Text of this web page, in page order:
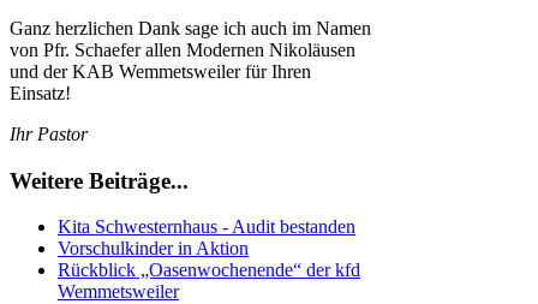
Ganz herzlichen Dank sage ich auch im Namen
von Pfr. Schaefer allen Modernen Nikoläusen
und der KAB Wemmetsweiler für Ihren
Einsatz!
Ihr Pastor
Weitere Beiträge...
Kita Schwesternhaus - Audit bestanden
Vorschulkinder in Aktion
Rückblick „Oasenwochenende“ der kfd
Wemmetsweiler